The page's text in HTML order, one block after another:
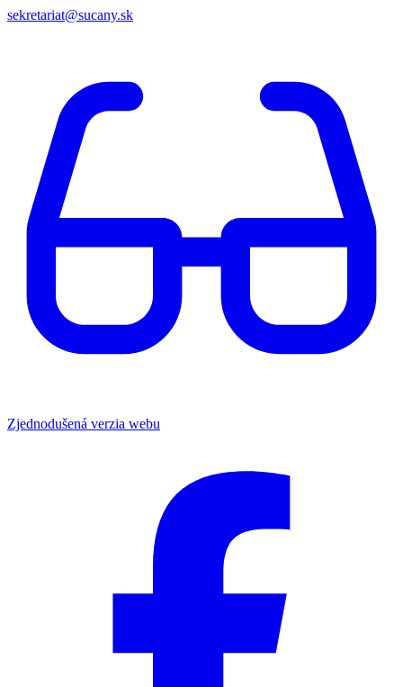
sekretariat@sucany.sk
Zjednodušená verzia webu